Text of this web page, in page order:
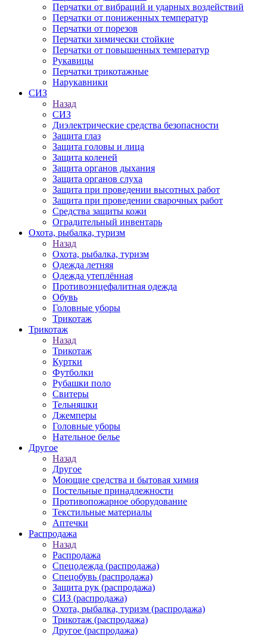
Перчатки от вибраций и ударных воздействий
Перчатки от пониженных температур
Перчатки от порезов
Перчатки химически стойкие
Перчатки от повышенных температур
Рукавицы
Перчатки трикотажные
Нарукавники
СИЗ
Назад
СИЗ
Диэлектрические средства безопасности
Защита глаз
Защита головы и лица
Защита коленей
Защита органов дыхания
Защита органов слуха
Защита при проведении высотных работ
Защита при проведении сварочных работ
Средства защиты кожи
Оградительный инвентарь
Охота, рыбалка, туризм
Назад
Охота, рыбалка, туризм
Одежда летняя
Одежда утеплённая
Противоэнцефалитная одежда
Обувь
Головные уборы
Трикотаж
Трикотаж
Назад
Трикотаж
Куртки
Футболки
Рубашки поло
Свитеры
Тельняшки
Джемперы
Головные уборы
Нательное белье
Другое
Назад
Другое
Моющие средства и бытовая химия
Постельные принадлежности
Противопожарное оборудование
Текстильные материалы
Аптечки
Распродажа
Назад
Распродажа
Спецодежда (распродажа)
Спецобувь (распродажа)
Защита рук (распродажа)
СИЗ (распродажа)
Охота, рыбалка, туризм (распродажа)
Трикотаж (распродажа)
Другое (распродажа)